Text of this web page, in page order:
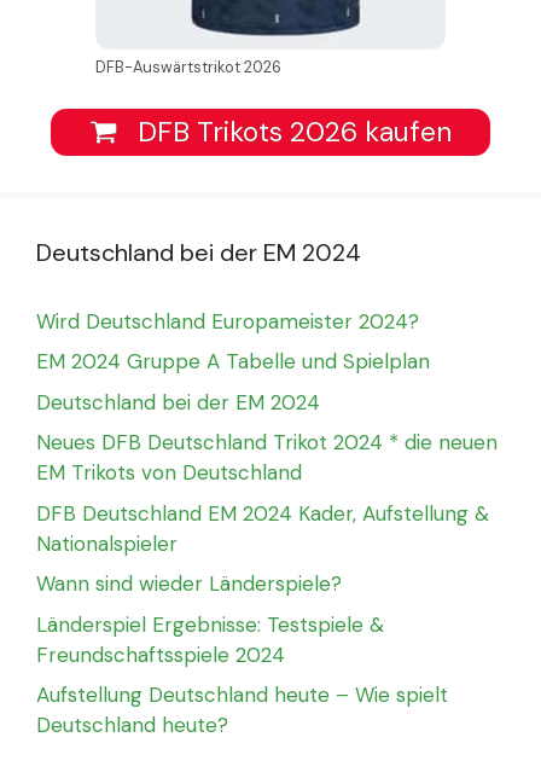
DFB-Auswärtstrikot 2026
DFB Trikots 2026 kaufen
Deutschland bei der EM 2024
Wird Deutschland Europameister 2024?
EM 2024 Gruppe A Tabelle und Spielplan
Deutschland bei der EM 2024
Neues DFB Deutschland Trikot 2024 * die neuen
EM Trikots von Deutschland
DFB Deutschland EM 2024 Kader, Aufstellung &
Nationalspieler
Wann sind wieder Länderspiele?
Länderspiel Ergebnisse: Testspiele &
Freundschaftsspiele 2024
Aufstellung Deutschland heute – Wie spielt
Deutschland heute?